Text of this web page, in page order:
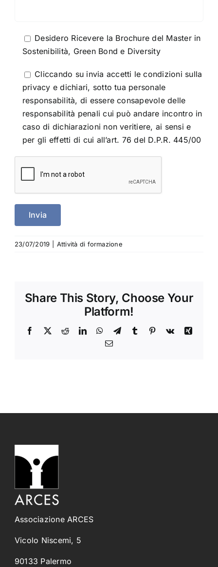
Desidero Ricevere la Brochure del Master in
Sostenibilità, Green Bond e Diversity
Cliccando su invia accetti le condizioni sulla
privacy e dichiari, sotto tua personale
responsabilità, di essere consapevole delle
responsabilità penali cui può andare incontro in
caso di dichiarazioni non veritiere, ai sensi e
per gli effetti di cui all’art. 76 del D.P.R. 445/00
23/07/2019 Attività di formazione
Share This Story, Choose Your
Platform!
Facebook
X RedditLinkedInWhatsApp
TelegramTumblr Pinterest
Vk
Xing
Email
Associazione ARCES
Vicolo Niscemi, 5
90133 Palermo